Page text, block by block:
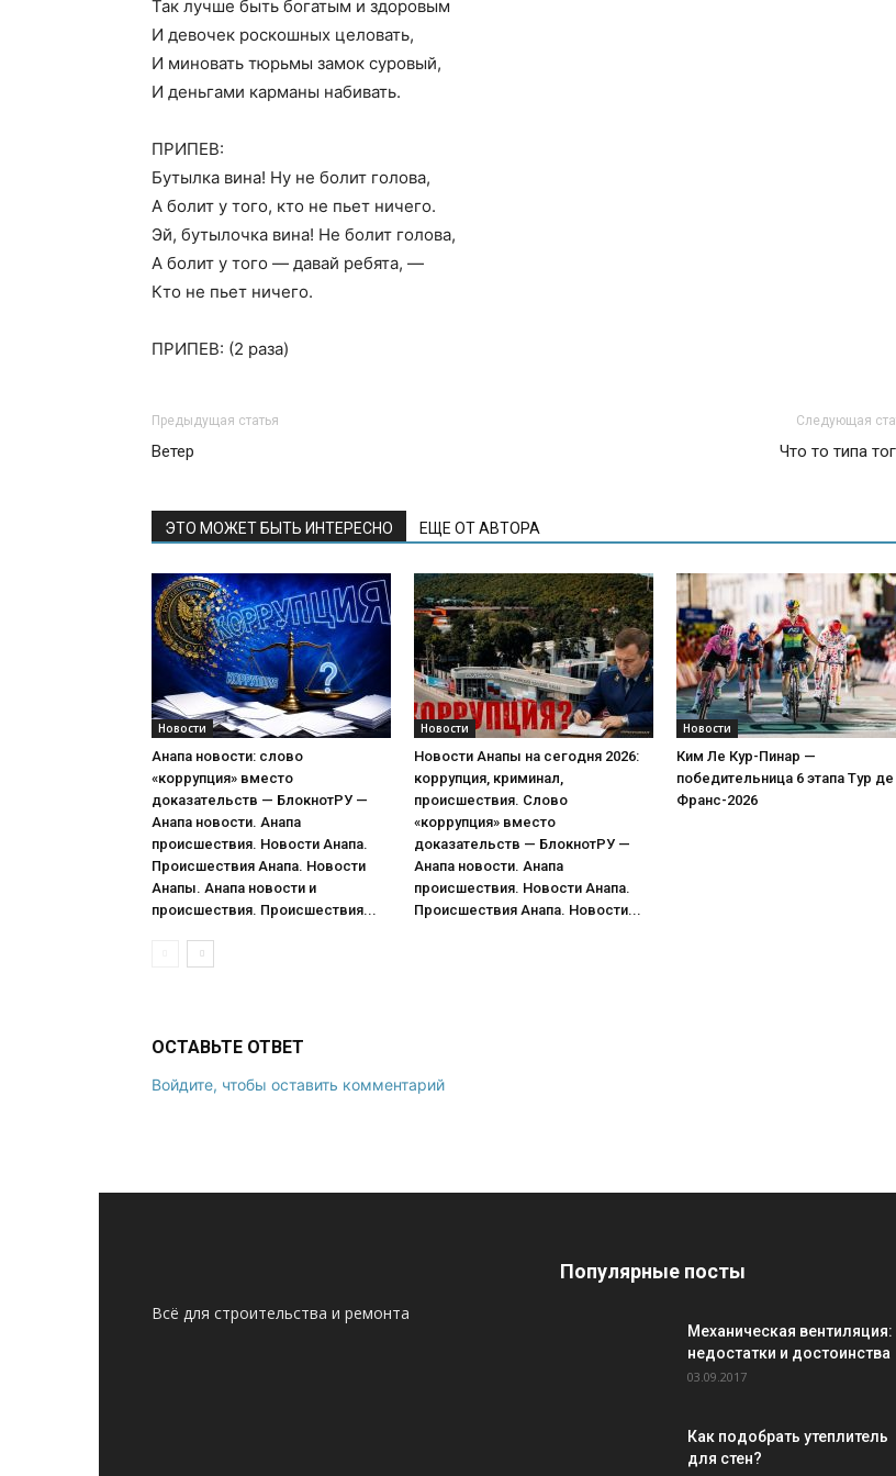
Так лучше быть богатым и здоровым
И девочек роскошных целовать,
И миновать тюрьмы замок суровый,
И деньгами карманы набивать.
ПРИПЕВ:
Бутылка вина! Ну не болит голова,
А болит у того, кто не пьет ничего.
Эй, бутылочка вина! Не болит голова,
А болит у того — давай ребята, —
Кто не пьет ничего.
ПРИПЕВ: (2 раза)
Предыдущая статья
Ветер
Следующая
Что то типа
ЭТО МОЖЕТ БЫТЬ ИНТЕРЕСНО ЕЩЕ ОТ АВТОРА
Новости
Анапа новости: слово
«коррупция» вместо
доказательств — БлокнотРУ —
Анапа новости. Анапа
происшествия. Новости Анапа.
Происшествия Анапа. Новости
Анапы. Анапа новости и
происшествия. Происшествия...
Новости
Новости Анапы на сегодня 2026:
коррупция, криминал,
происшествия. Слово
«коррупция» вместо
доказательств — БлокнотРУ —
Анапа новости. Анапа
происшествия. Новости Анапа.
Происшествия Анапа. Новости...
Новости
Ким Ле Кур-Пинар —
победительница 6 этапа Тур де
Франс-2026
ОСТАВЬТЕ ОТВЕТ
Войдите, чтобы оставить комментарий
Всё для строительства и ремонта
Популярные посты
Механическая вентиляция:
недостатки и достоинства
03.09.2017
Как подобрать утеплитель
для стен?